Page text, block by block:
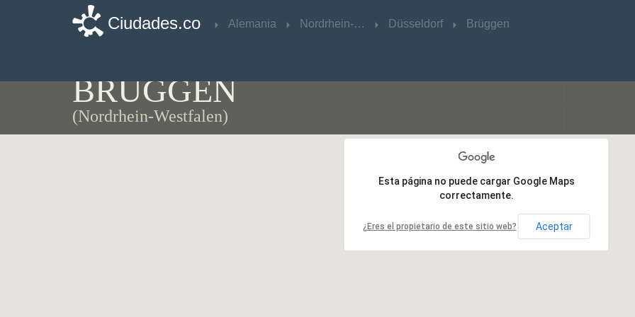
Ciudades.co Alemania Nordrhein-Westfalen Düsseldorf Brüggen
BRÜGGEN
(Nordrhein-Westfalen)
Esta página no puede cargar Google Maps
correctamente.
¿Eres el propietario de este sitio web? Aceptar
Esta página no puede cargar Google Maps
correctamente.
¿Eres el propietario de este sitio web? Aceptar
Ciudades.co Alemania Nordrhein-Westfalen Düsseldorf Brüggen